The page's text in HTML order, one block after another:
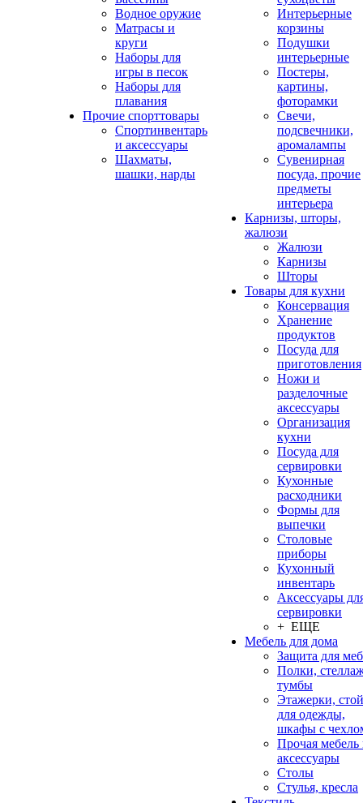
Водное оружие
Матрасы и
круги
Наборы для
игры в песок
Наборы для
плавания
Прочие спорттовары
Спортинвентарь
и аксессуары
Шахматы,
шашки, нарды
Интерьерные
корзины
Подушки
интерьерные
Постеры,
картины,
фоторамки
Свечи,
подсвечники,
аромалампы
Сувенирная
посуда, прочие
предметы
интерьера
Карнизы, шторы,
жалюзи
Жалюзи
Карнизы
Шторы
Товары для кухни
Консервация
Хранение
продуктов
Посуда для
приготовления
Ножи и
разделочные
аксессуары
Организация
кухни
Посуда для
сервировки
Кухонные
расходники
Формы для
выпечки
Столовые
приборы
Кухонный
инвентарь
Аксессуары
сервировки
+ ЕЩЕ
Мебель для дома
Защита для
Полки,
тумбы
Этажерки,
для одежды,
шкафы с
Прочая мебель
аксессуары
Столы
Стулья, кресла